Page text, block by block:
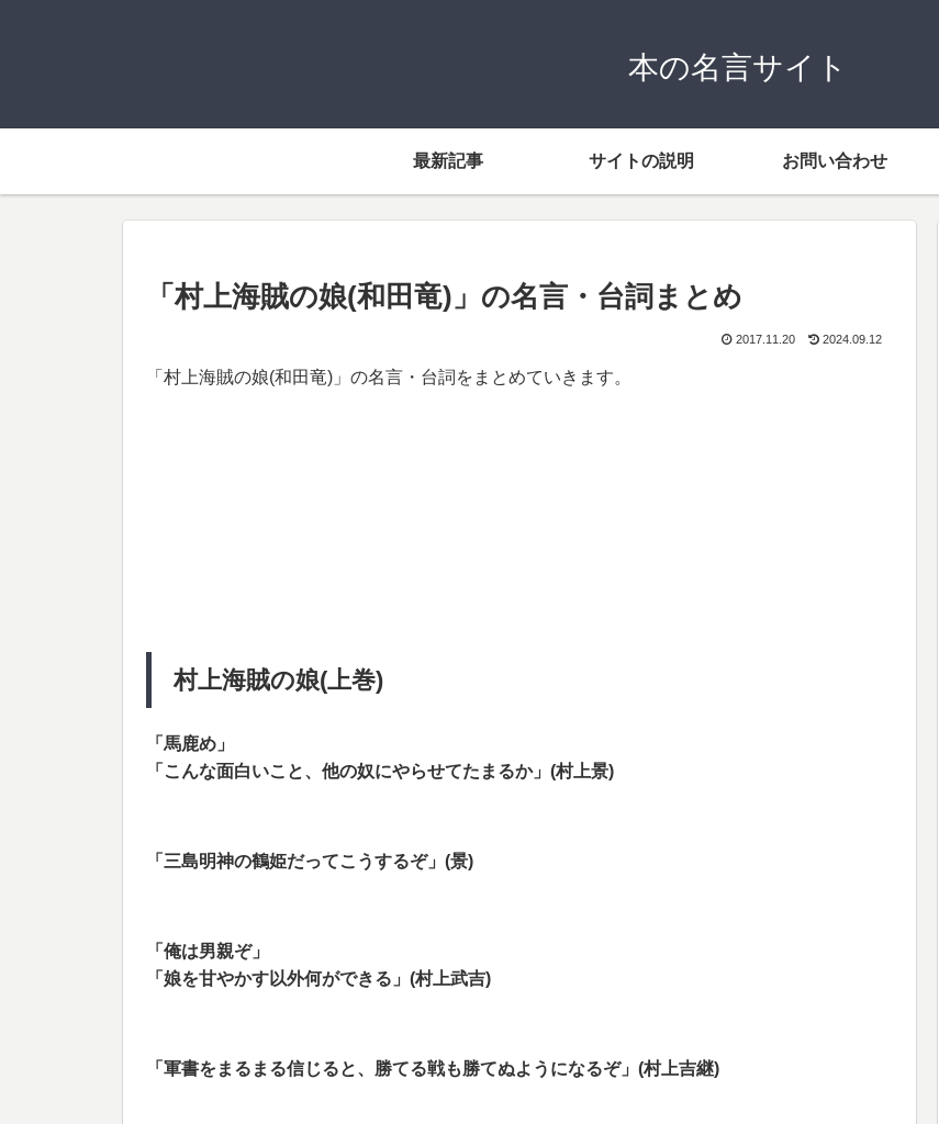
本の名言サイト
最新記事 サイトの説明 お問い合わせ
「村上海賊の娘(和田竜)」の名言・台詞まとめ
2017.11.20 2024.09.12
「村上海賊の娘(和田竜)」の名言・台詞をまとめていきます。
村上海賊の娘(上巻)
「馬鹿め」
「こんな面白いこと、他の奴にやらせてたまるか」(村上景)
「三島明神の鶴姫だってこうするぞ」(景)
「俺は男親ぞ」
「娘を甘やかす以外何ができる」(村上武吉)
「軍書をまるまる信じると、勝てる戦も勝てぬようになるぞ」(村上吉継)